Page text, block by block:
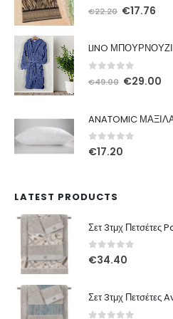
out of 5
€22.20 Original
€17.76
LINO ΜΠΟΥΡΝΟΥΖΙ
out of 5
€49.00 Original
€29.00
ANATOMIC
0out of 5
€17.20
LATEST PRODUCTS
Σετ 3τμχ
0out of 5
€34.40
Σετ 3τμχ